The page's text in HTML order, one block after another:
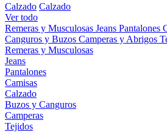
Calzado Calzado
Ver todo
Remeras y Musculosas Jeans Pantalones
Canguros y Buzos Camperas y Abrigos
Remeras y Musculosas
Jeans
Pantalones
Camisas
Calzado
Buzos y Canguros
Camperas
Tejidos